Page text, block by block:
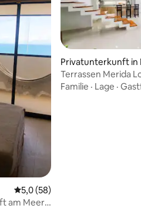
Durchschnittliche Bewertung:
5,0 (58)
am Meer –
Privatunterkunft in
Terrassen Merida
Familie · Lage ·